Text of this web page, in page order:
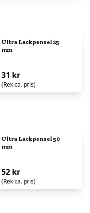
Ultra Lackpensel 25
mm
31 kr
(Rek ca. pris)
Ultra Lackpensel 50
mm
52 kr
(Rek ca. pris)